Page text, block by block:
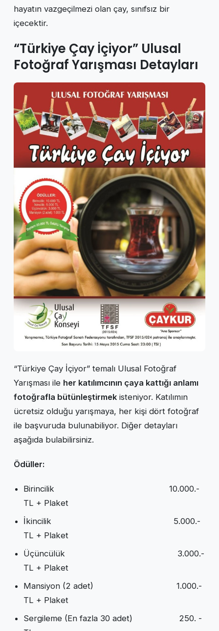
hayatın vazgeçilmezi olan çay, sınıfsız bir
içecektir.
“Türkiye Çay İçiyor” Ulusal
Fotoğraf Yarışması Detayları
“Türkiye Çay İçiyor” temalı Ulusal Fotoğraf
Yarışması ile her katılımcının çaya kattığı anlamı
fotoğrafla bütünleştirmek isteniyor. Katılımın
ücretsiz olduğu yarışmaya, her kişi dört fotoğraf
ile başvuruda bulunabiliyor. Diğer detayları
aşağıda bulabilirsiniz.
Ödüller:
Birincilik 10.000.-
TL + Plaket
İkincilik 5.000.-
TL + Plaket
Üçüncülük 3.000.-
TL + Plaket
Mansiyon (2 adet) 1.000.-
TL + Plaket
Sergileme (En fazla 30 adet) 250. -